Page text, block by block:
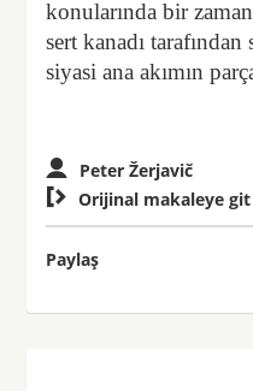
konularında bir
sert kanadı
siyasi ana akımın
Peter Žerjavič
 Orijinal makaleye git
Paylaş